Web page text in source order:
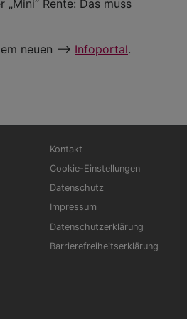
„Mini“ Rente: Das muss
neuen --> Infoportal.
Fußbereichsmenü
Kontakt
Cookie-Einstellungen
Datenschutz
Impressum
Datenschutzerklärung
Barrierefreiheitserklärung